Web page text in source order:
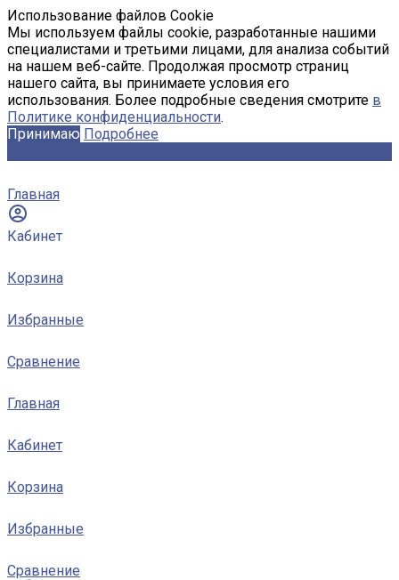
Использование файлов Cookie
Мы используем файлы cookie, разработанные нашими
специалистами и третьими лицами, для анализа событий
на нашем веб-сайте. Продолжая просмотр страниц
нашего сайта, вы принимаете условия его
использования. Более подробные сведения смотрите в
Политике конфиденциальности.
Принимаю Подробнее
Главная
Кабинет
Корзина
Избранные
Сравнение
Главная
Кабинет
Корзина
Избранные
Сравнение